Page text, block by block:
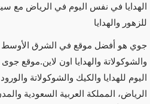
الهدايا في نفس اليوم في الرياض مع
للزهور والهدايا
جوي هو أفضل موقع في الشرق الأوسط
والشوكولاتة والهدايا اون لاين.موقع
اليوم للهدايا والكيك والشوكولاتة
الرياض، المملكة العربية السعودية